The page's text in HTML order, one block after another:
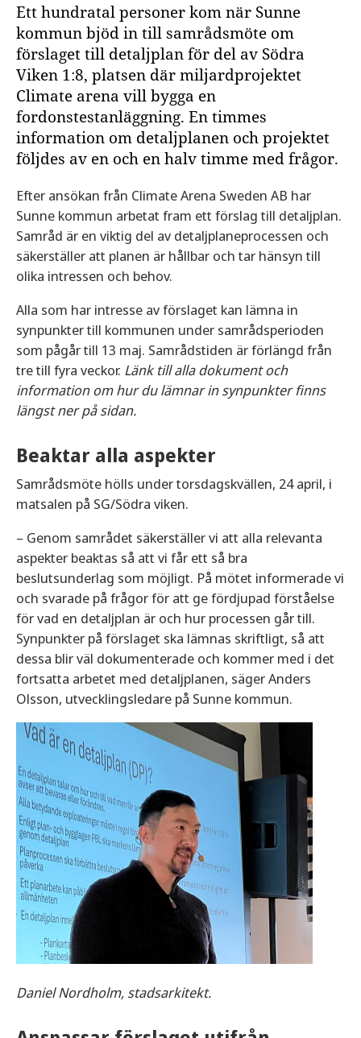
Ett hundratal personer kom när Sunne
kommun bjöd in till samrådsmöte om
förslaget till detaljplan för del av Södra
Viken 1:8, platsen där miljardprojektet
Climate arena vill bygga en
fordonstestanläggning. En timmes
information om detaljplanen och projektet
följdes av en och en halv timme med frågor.
Efter ansökan från Climate Arena Sweden AB har
Sunne kommun arbetat fram ett förslag till detaljplan.
Samråd är en viktig del av detaljplaneprocessen och
säkerställer att planen är hållbar och tar hänsyn till
olika intressen och behov.
Alla som har intresse av förslaget kan lämna in
synpunkter till kommunen under samrådsperioden
som pågår till 13 maj. Samrådstiden är förlängd från
tre till fyra veckor. Länk till alla dokument och
information om hur du lämnar in synpunkter finns
längst ner på sidan.
Beaktar alla aspekter
Samrådsmöte hölls under torsdagskvällen, 24 april, i
matsalen på SG/Södra viken.
– Genom samrådet säkerställer vi att alla relevanta
aspekter beaktas så att vi får ett så bra
beslutsunderlag som möjligt. På mötet informerade vi
och svarade på frågor för att ge fördjupad förståelse
för vad en detaljplan är och hur processen går till.
Synpunkter på förslaget ska lämnas skriftligt, så att
dessa blir väl dokumenterade och kommer med i det
fortsatta arbetet med detaljplanen, säger Anders
Olsson, utvecklingsledare på Sunne kommun.
Daniel Nordholm, stadsarkitekt.